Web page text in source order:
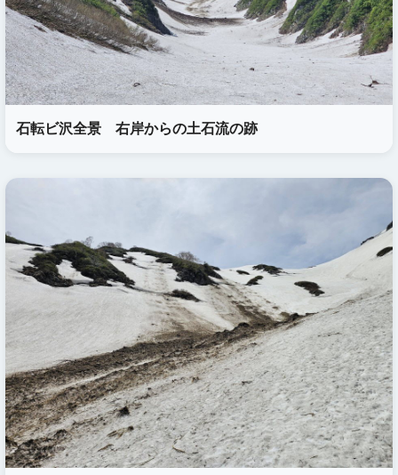
石転ビ沢全景 右岸からの土石流の跡